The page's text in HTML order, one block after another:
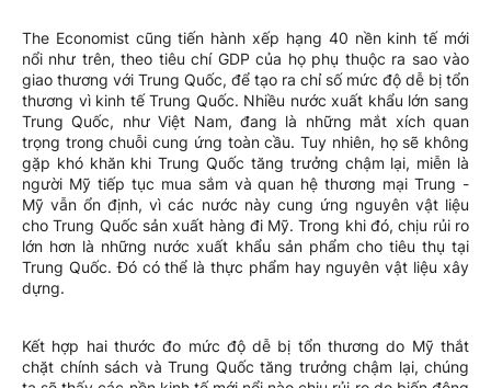
The Economist cũng tiến hành xếp hạng 40 nền kinh tế mới
nổi như trên, theo tiêu chí GDP của họ phụ thuộc ra sao vào
giao thương với Trung Quốc, để tạo ra chỉ số mức độ dễ bị tổn
thương vì kinh tế Trung Quốc. Nhiều nước xuất khẩu lớn sang
Trung Quốc, như Việt Nam, đang là những mắt xích quan
trọng trong chuỗi cung ứng toàn cầu. Tuy nhiên, họ sẽ không
gặp khó khăn khi Trung Quốc tăng trưởng chậm lại, miễn là
người Mỹ tiếp tục mua sắm và quan hệ thương mại Trung -
Mỹ vẫn ổn định, vì các nước này cung ứng nguyên vật liệu
cho Trung Quốc sản xuất hàng đi Mỹ. Trong khi đó, chịu rủi ro
lớn hơn là những nước xuất khẩu sản phẩm cho tiêu thụ tại
Trung Quốc. Đó có thể là thực phẩm hay nguyên vật liệu xây
dựng.
Kết hợp hai thước đo mức độ dễ bị tổn thương do Mỹ thắt
chặt chính sách và Trung Quốc tăng trưởng chậm lại, chúng